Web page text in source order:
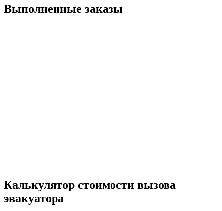
Выполненные заказы
Калькулятор стоимости вызова
эвакуатора